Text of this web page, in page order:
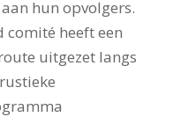
hun opvolgers.
heeft een
uitgezet langs